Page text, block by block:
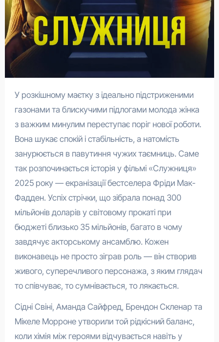
У розкішному маєтку з ідеально підстриженими
газонами та блискучими підлогами молода жінка
з важким минулим переступає поріг нової роботи.
Вона шукає спокій і стабільність, а натомість
занурюється в павутиння чужих таємниць. Саме
так розпочинається історія у фільмі «Служниця»
2025 року — екранізації бестселера Фріди Мак-
Фадден. Успіх стрічки, що зібрала понад 300
мільйонів доларів у світовому прокаті при
бюджеті близько 35 мільйонів, багато в чому
завдячує акторському ансамблю. Кожен
виконавець не просто зіграв роль — він створив
живого, суперечливого персонажа, з яким глядач
то співчуває, то сумнівається, то лякається.
Сідні Свіні, Аманда Сайфред, Брендон Скленар та
Мікеле Морроне утворили той рідкісний баланс,
коли хімія між героями відчувається навіть у